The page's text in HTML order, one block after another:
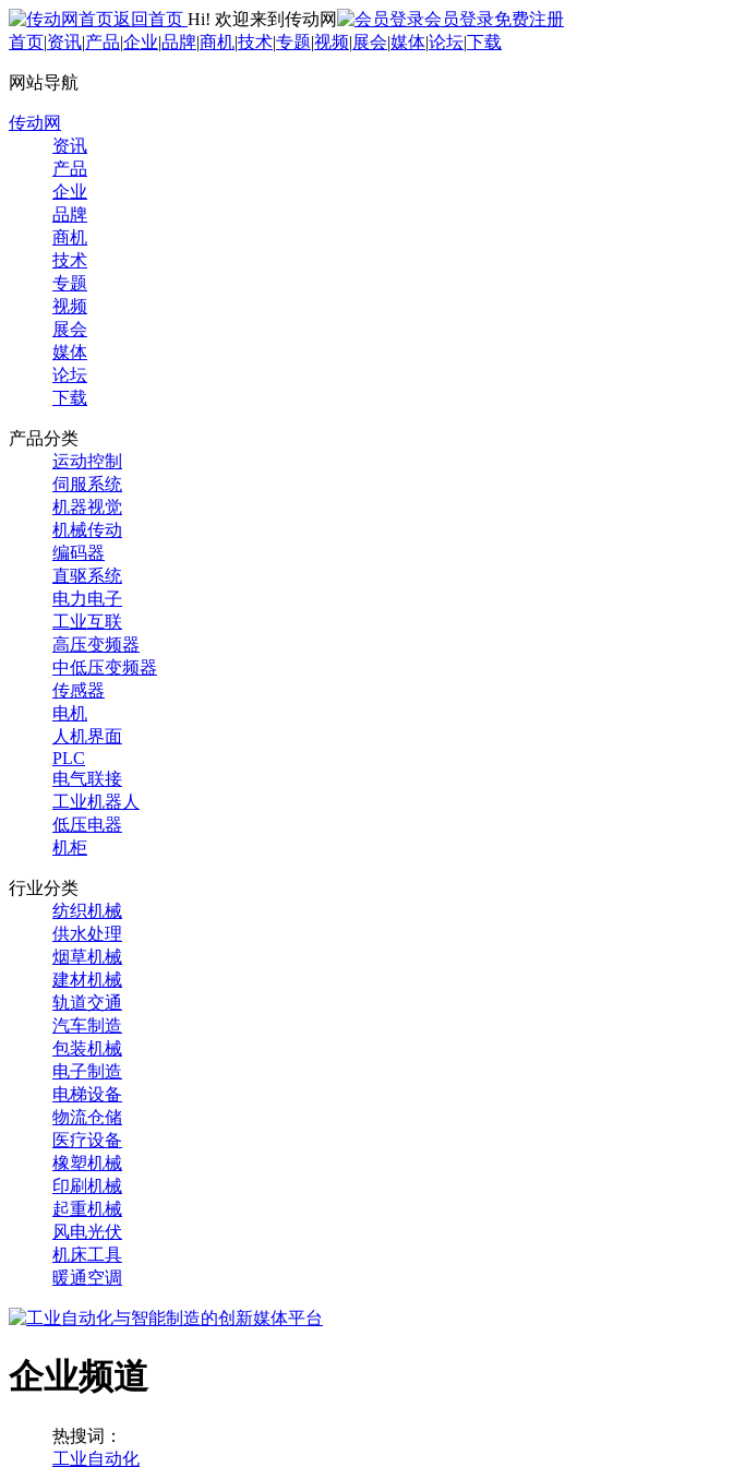
返回首页 Hi! 欢迎来到传动网 会员登录免费注册
首页|资讯|产品|企业|品牌|商机|技术|专题|视频|展会|媒体|论坛|下载
网站导航
传动网
资讯
产品
企业
品牌
商机
技术
专题
视频
展会
媒体
论坛
下载
产品分类
运动控制
伺服系统
机器视觉
机械传动
编码器
直驱系统
电力电子
工业互联
高压变频器
中低压变频器
传感器
电机
人机界面
PLC
电气联接
工业机器人
低压电器
机柜
行业分类
纺织机械
供水处理
烟草机械
建材机械
轨道交通
汽车制造
包装机械
电子制造
电梯设备
物流仓储
医疗设备
橡塑机械
印刷机械
起重机械
风电光伏
机床工具
暖通空调
企业频道
热搜词：
工业自动化